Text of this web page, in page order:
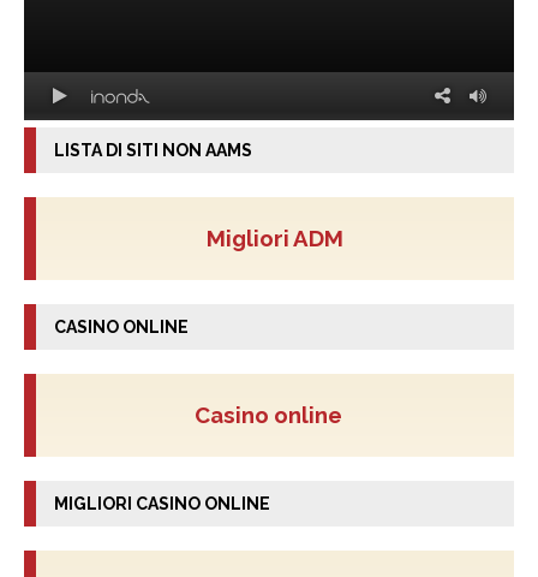
LISTA DI SITI NON AAMS
Migliori ADM
CASINO ONLINE
Casino online
MIGLIORI CASINO ONLINE